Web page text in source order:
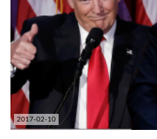
2017-02-10